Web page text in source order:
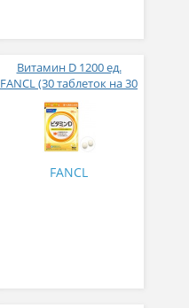
Витамин D 1200 ед.
FANCL (30 таблеток на 30
дней)
FANCL